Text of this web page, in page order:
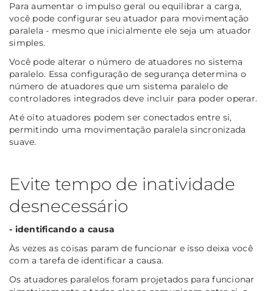
Para aumentar o impulso geral ou equilibrar a carga,
você pode configurar seu atuador para movimentação
paralela - mesmo que inicialmente ele seja um atuador
simples.
Você pode alterar o número de atuadores no sistema
paralelo. Essa configuração de segurança determina o
número de atuadores que um sistema paralelo de
controladores integrados deve incluir para poder operar.
Até oito atuadores podem ser conectados entre si,
permitindo uma movimentação paralela sincronizada
suave.
Evite tempo de inatividade
desnecessário
- identificando a causa
Às vezes as coisas param de funcionar e isso deixa você
com a tarefa de identificar a causa.
Os atuadores paralelos foram projetados para funcionar